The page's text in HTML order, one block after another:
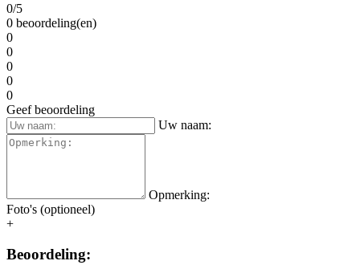
0/5
0 beoordeling(en)
0
0
0
0
0
Geef beoordeling
Uw naam:
Opmerking:
Foto's (optioneel)
+
Beoordeling: